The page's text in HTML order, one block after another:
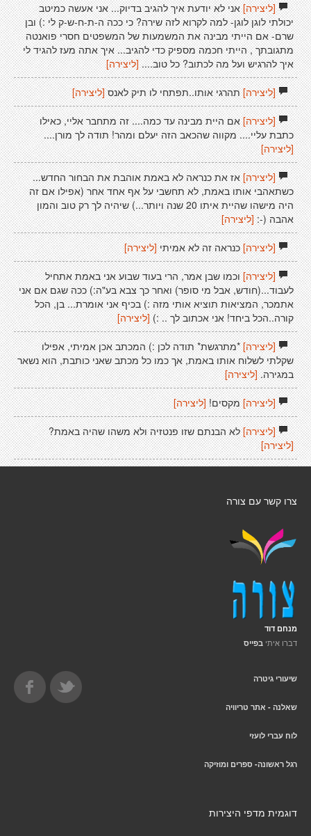
[ליצירה]אני לא יודעת איך להגיב בדיוק... אני אעשה כמיטב
יכולתי לוגן לוגן- למה לקרוא לזה שירה? כי ככה ה-ת-ח-ש-ק לי :) ובן
שרם- אם הייתי מבינה את המשמעות של המשפטים חסרי פואנטה
מתגובתך , הייתי חכמה מספיק כדי להגיב... איך אתה מעז להגיד לי
איך להרגיש ועל מה לכתוב? כל טוב.... [ליצירה]
[ליצירה]תהרגי אותו..תפתחי לו תיק לאנס [ליצירה]
[ליצירה]אם היית מבינה עד כמה.... זה מתחבר אליי, כאילו
כתבת עליי.... מקווה שהכאב הזה יעלם ומהר! תודה לך מורן....
[ליצירה]
[ליצירה]אז את כנראה לא באמת אוהבת את הבחור החדש...
כשתאהבי אותו באמת, לא תחשבי על אף אחד אחר (אפילו אם זה
היה מישהו שהיית איתו 20 שנה ויותר...) שיהיה לך רק טוב והמון
אהבה (-: [ליצירה]
[ליצירה]כנראה זה לא אמיתי [ליצירה]
[ליצירה]וכמו שבן אמר, הרי בעוד שבוע אני באמת אתחיל
לעבוד...(חודש, אבל מי סופר) ואחר כך צבא בע"ה:) ככה שגם אם אני
אתמכר, המציאות תוציא אותי מזה :) בכיף אני אומרת... בן, הכל
קורה..הכל ביחד! אני אכתוב לך .. :) [ליצירה]
[ליצירה]*מתרגשת* תודה לכן :) המכתב אכן אמיתי, אפילו
שקלתי לשלוח אותו באמת, אך כמו כל מכתב שאני כותבת, הוא נשאר
במגירה.[ליצירה]
[ליצירה]מקסים! [ליצירה]
[ליצירה]לא הבנתם שזו פנטזיה ולא משהו שהיה באמת?
[ליצירה]
צרו קשר עם צורה
מנחם דוד
דברו איתי בפייס
שיעורי גיטרה
שאלנה - אתר טריוויה
לוח עברי לועזי
רגל ראשונה- ספרים ומוזיקה
דוגמית מדפי היצירות